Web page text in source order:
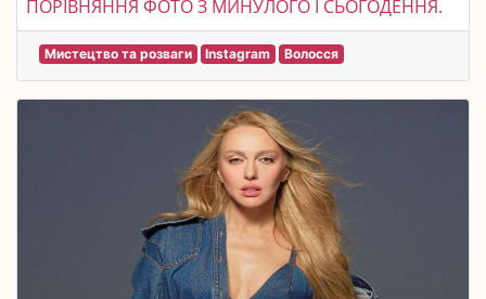
ПОРІВНЯННЯ ФОТО З МИНУЛОГО І СЬОГОДЕННЯ.
Мистецтво та розваги Instagram Волосся